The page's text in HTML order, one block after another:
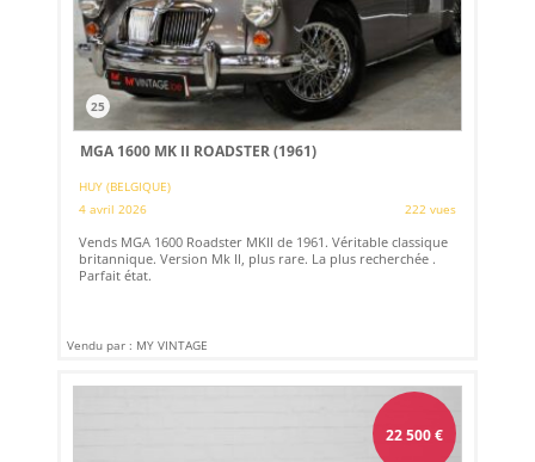
25
MGA 1600 MK II ROADSTER (1961)
HUY (BELGIQUE)
4 avril 2026
222 vues
Vends MGA 1600 Roadster MKII de 1961. Véritable classique
britannique. Version Mk II, plus rare. La plus recherchée .
Parfait état.
Vendu par : MY VINTAGE
22 500€